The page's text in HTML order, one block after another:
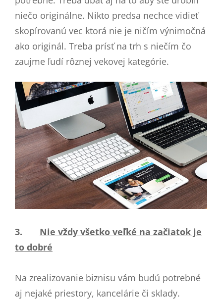
niečo originálne. Nikto predsa nechce vidieť
skopírovanú vec ktorá nie je ničím výnimočná
ako originál. Treba prísť na trh s niečím čo
zaujme ľudí rôznej vekovej kategórie.
3. Nie vždy všetko veľké na začiatok je
to dobré
Na zrealizovanie biznisu vám budú potrebné
aj nejaké priestory, kancelárie či sklady.